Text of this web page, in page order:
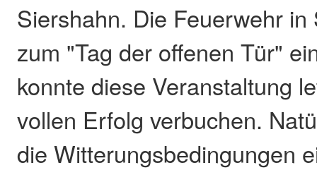
Siershahn. Die Feuerwehr
zum "Tag der offenen Tür"
konnte diese Veranstaltung
vollen Erfolg verbuchen.
die Witterungsbedingungen